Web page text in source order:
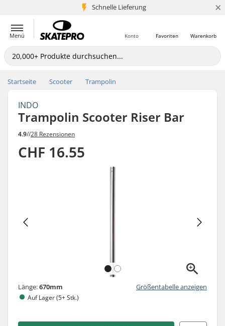
Schnelle Lieferung
5+ Mio. Kunden ×
Menü Warenkorb
Favoriten
Konto
Startseite Scooter Trampolin
INDO
Trampolin Scooter Riser Bar
4.9//28 Rezensionen
CHF 16.55
Länge:670mm Größentabelle anzeigen
Auf Lager (5+ Stk.)